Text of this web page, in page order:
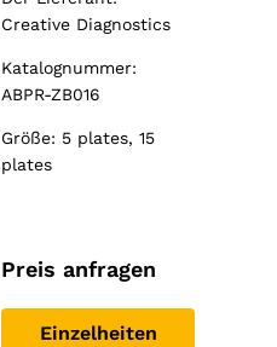
Creative Diagnostics
Katalognummer:
ABPR-ZB016
Größe: 5 plates, 15
plates
Preis anfragen
Einzelheiten